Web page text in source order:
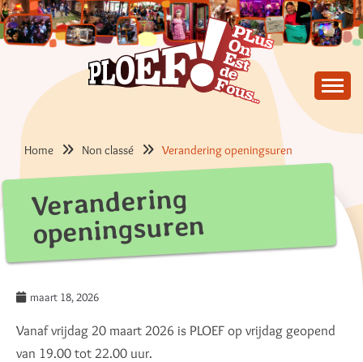
Skip
to
content
PLOEF!
Home Non classé Verandering openingsuren
Verandering
openingsuren
maart 18, 2026
Vanaf vrijdag 20 maart 2026 is PLOEF op vrijdag geopend
van 19.00 tot 22.00 uur.